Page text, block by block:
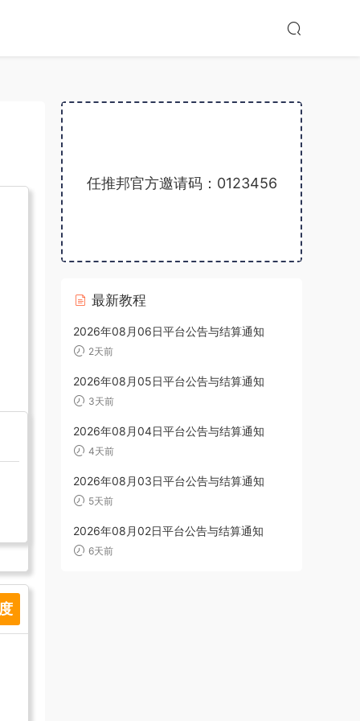
任推邦官方邀请码：0123456
最新教程
2026年08月06日平台公告与结算通知
2天前
2026年08月05日平台公告与结算通知
3天前
2026年08月04日平台公告与结算通知
4天前
2026年08月03日平台公告与结算通知
5天前
2026年08月02日平台公告与结算通知
6天前